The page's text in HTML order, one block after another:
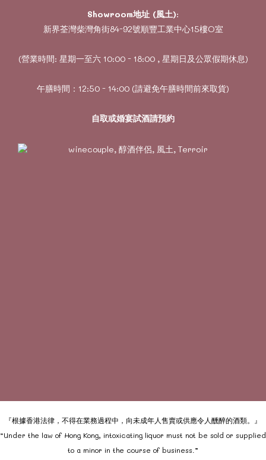
Showroom地址 (風土):
新界荃灣柴灣角街84-92號順豐工業中心15樓O室
(營業時間: 星期一至六 10:00 - 18:00 , 星期日及公眾假期休息)
午膳時間：12:50 - 14:00 (請避免午膳時間前來取貨)
自取或婚宴試酒請預約
『根據香港法律，不得在業務過程中，向未成年人售賣或供應令人醺醉的酒類。』
“Under the law of Hong Kong, intoxicating liquor must not be sold or supplied
to a minor in the course of business.”